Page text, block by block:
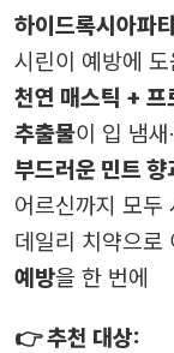
하이드록시아파
시린이 예방에 도
천연 매스틱 + 프
추출물이 입 냄새
부드러운 민트 향
어르신까지 모두
데일리 치약으로
예방을 한 번에
👉 추천 대상: